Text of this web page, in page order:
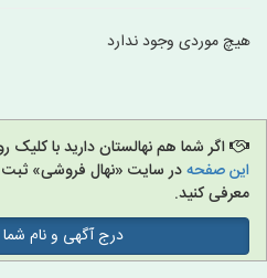
هیچ موردی وجود ندارد
اگر شما هم نهالستان دارید با کلیک
این صفحهدر سایت «نهال فروشی»
معرفی کنید.
درج آگهی و نام